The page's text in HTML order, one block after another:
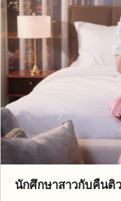
นักศึกษาสาวกับคืนติ